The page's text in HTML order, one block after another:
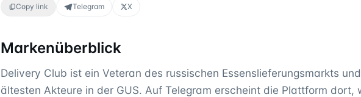
Copy link Telegram X
Markenüberblick
Delivery Club ist ein Veteran des russischen Essenslieferungsmarkts
ältesten Akteure in der GUS. Auf Telegram erscheint die Plattform dort,